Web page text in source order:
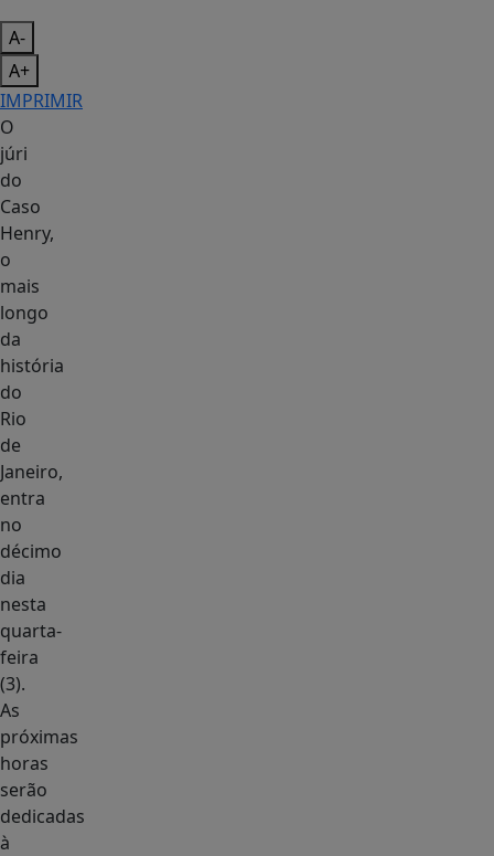
A-
A+
IMPRIMIR
O
júri
do
Caso
Henry,
o
mais
longo
da
história
do
Rio
de
Janeiro,
entra
no
décimo
dia
nesta
quarta-
feira
(3).
As
próximas
horas
serão
dedicadas
à